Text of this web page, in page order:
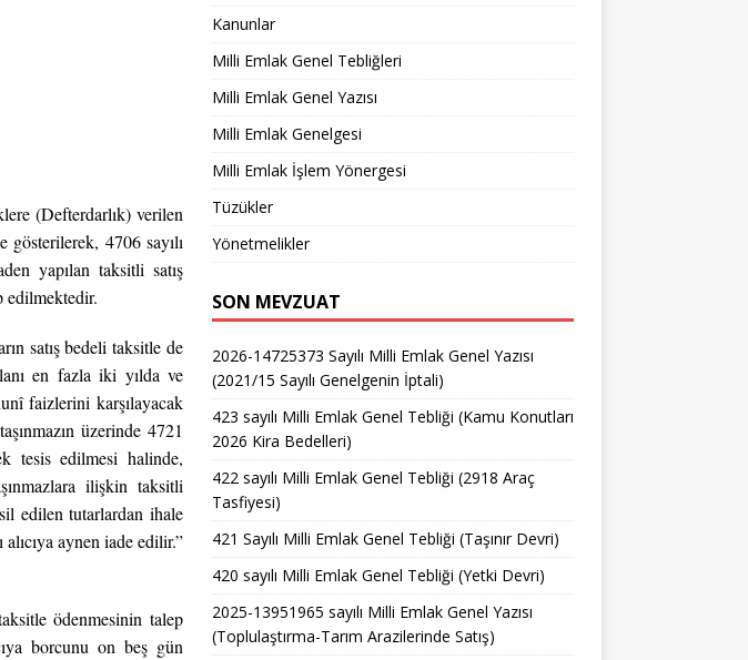
(Defterdarlık) verilen
4706 sayılı
yapılan taksitli satış
edilmektedir.
satış bedeli taksitle de
en fazla iki yılda ve
faizlerini karşılayacak
üzerinde 4721
tesis edilmesi halinde,
ilişkin taksitli
edilen tutarlardan ihale
aynen iade edilir.”
ödenmesinin talep
borcunu on beş gün
Kanunlar
Milli Emlak Genel Tebliğleri
Milli Emlak Genel Yazısı
Milli Emlak Genelgesi
Milli Emlak İşlem Yönergesi
Tüzükler
Yönetmelikler
SON MEVZUAT
2026-14725373 Sayılı Milli Emlak Genel Yazısı
(2021/15 Sayılı Genelgenin İptali)
423 sayılı Milli Emlak Genel Tebliği (Kamu Konutları
2026 Kira Bedelleri)
422 sayılı Milli Emlak Genel Tebliği (2918 Araç
Tasfiyesi)
421 Sayılı Milli Emlak Genel Tebliği (Taşınır Devri)
420 sayılı Milli Emlak Genel Tebliği (Yetki Devri)
2025-13951965 sayılı Milli Emlak Genel Yazısı
(Toplulaştırma-Tarım Arazilerinde Satış)